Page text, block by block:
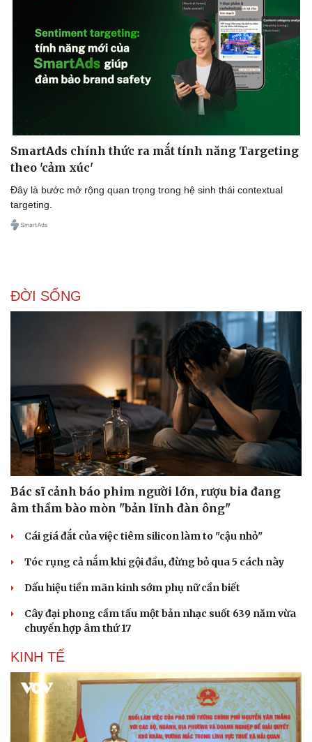
Doanh nghiệp
Thông tin doanh nghiệp
Doanh nghiệp 24h
Doanh nhân
Vì cộng đồng
Công nghệ
Sành điệu
Tin Công nghệ
Trải nghiệm
Chuyển đổi số
SmartAds chính thức ra mắt tính năng Targeting
theo 'cảm xúc'
Đây là bước mở rộng quan trọng trong hệ sinh thái contextual
targeting.
ĐỜI SỐNG
Bác sĩ cảnh báo phim người lớn, rượu bia đang
âm thầm bào mòn "bản lĩnh đàn ông"
Cái giá đắt của việc tiêm silicon làm to "cậu nhỏ"
Tóc rụng cả nắm khi gội đầu, đừng bỏ qua 5 cách này
Dấu hiệu tiền mãn kinh sớm phụ nữ cần biết
Cây đại phong cầm tấu một bản nhạc suốt 639 năm vừa
chuyển hợp âm thứ 17
KINH TẾ